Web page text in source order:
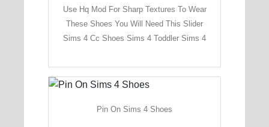
Use Hq Mod For Sharp Textures To Wear
These Shoes You Will Need This Slider
Sims 4 Cc Shoes Sims 4 Toddler Sims 4
Pin On Sims 4 Shoes